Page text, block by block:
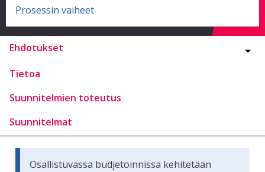
Prosessin vaiheet
Ehdotukset
Tietoa
Suunnitelmien toteutus
Suunnitelmat
Osallistuvassa budjetoinnissa kehitetään